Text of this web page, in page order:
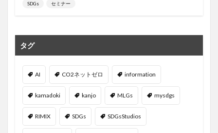
SDGs セミナー
タグ
AI CO2ネットゼロ information
kamadoki kanjo MLGs mysdgs
RIMIX SDGs SDGsStudios